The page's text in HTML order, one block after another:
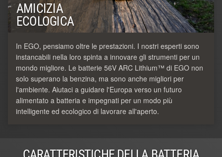
AMICIZIA
ECOLOGICA
In EGO, pensiamo oltre le prestazioni. I nostri esperti sono
instancabili nella loro spinta a innovare gli strumenti per un
mondo migliore. Le batterie 56V ARC Lithium™ di EGO non
solo superano la benzina, ma sono anche migliori per
l'ambiente. Aiutaci a guidare l'Europa verso un futuro
alimentato a batteria e impegnati per un modo più
intelligente ed ecologico di lavorare all'aperto.